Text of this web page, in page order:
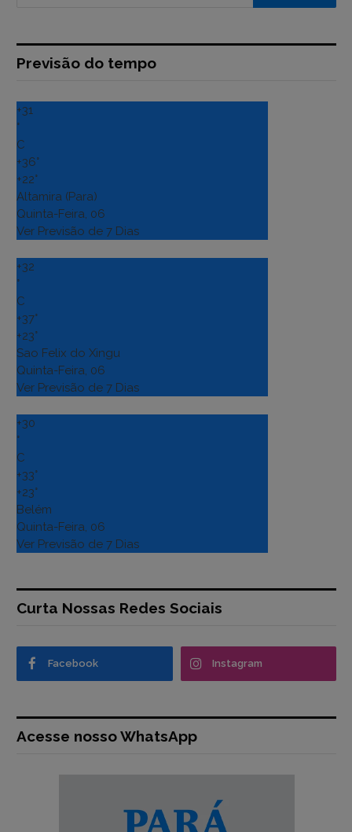
Previsão do tempo
+31
°
C
+36°
+22°
Altamira (Para)
Quinta-Feira, 06
Ver Previsão de 7 Dias
+32
°
C
+37°
+23°
Sao Felix do Xingu
Quinta-Feira, 06
Ver Previsão de 7 Dias
+30
°
C
+33°
+23°
Belém
Quinta-Feira, 06
Ver Previsão de 7 Dias
Curta Nossas Redes Sociais
Facebook Instagram
Acesse nosso WhatsApp